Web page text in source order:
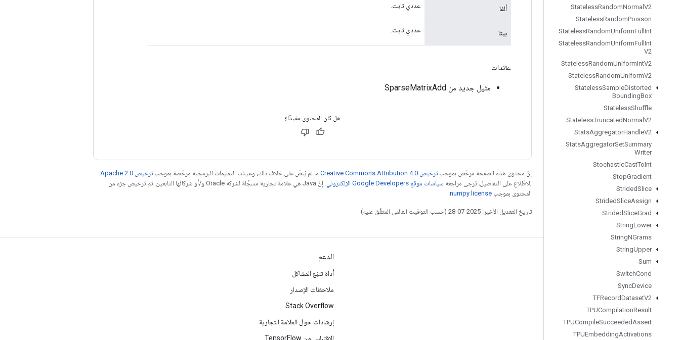
StatelessRandomNormal V2
StatelessRandomPoisson
StatelessRandomUniformFull Int
StatelessRandomUniformFull Int
V2
StatelessRandomUniformIntV2
StatelessRandomUniformV2
StatelessSampleDistorted
BoundingBox
StatelessShuffle
StatelessTruncatedNormal V2
StatsAggregatorHandleV2
StatsAggregatorSetSummary
Writer
StochasticCastToInt
StopGradient
StridedSlice
StridedSliceAssign
StridedSliceGrad
StringLower
StringNGrams
StringUpper
Sum
SwitchCond
SyncDevice
TFRecordDatasetV2
TPUCompilationResult
TPUCompileSucceededAssert
TPUEmbeddingActivations
ألفا عددي ثابت.
بيتا عددي ثابت.
عائدات
مثيل جديد من SparseMatrixAdd
هل كان المحتوى مفيدًا؟
إنّ محتوى هذه الصفحة مرخّص بموجبترخيص Creative Commons Attribution 4.0‏ ما لم يُنصّ على خلاف ذلك، وعينات التعليمات البرمجية مرخّصة بموجبترخيص Apache 2.0‏
للاطّلاع على التفاصيل، يُرجى مراجعة سياسات موقع Google Developers الإلكتروني
. إنّ Java هي علامة تجارية مسجَّلة لشركة Oracle و/أو شركائها التابعين. تم ترخيص جزء من
المحتوى بموجب numpy license
تاريخ التعديل الأخير: 2025-07-28 (حسب التوقيت العالمي المتفَّق عليه)
التواصل الاجتماعي
المدوّنة
المنتدى
GitHub
Twitter
YouTube
الدعم
أداة تتبّع المشاكل
ملاحظات الإصدار
Stack Overflow
إرشادات حول العلامة التجارية
الاقتباس من TensorFlow